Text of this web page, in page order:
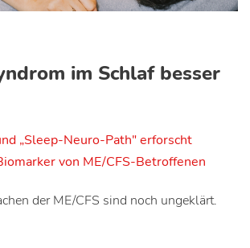
im Schlaf besser
„Sleep-Neuro-Path" erforscht
von ME/CFS-Betroffenen
der ME/CFS sind noch ungeklärt.